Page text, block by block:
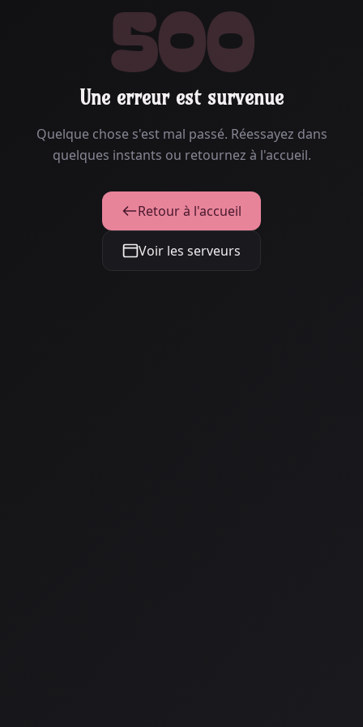
500
Une erreur est survenue
Quelque chose s'est mal passé. Réessayez dans
quelques instants ou retournez à l'accueil.
Retour à l'accueil
Voir les serveurs